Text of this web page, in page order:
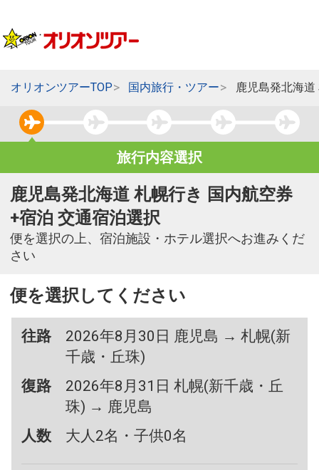
オリオンツアーTOP 国内旅行・ツアー 鹿児島発北海
旅行内容選択
鹿児島発北海道 札幌行き 国内航空券
+宿泊 交通宿泊選択
便を選択の上、宿泊施設・ホテル選択へお進みくだ
さい
便を選択してください
往路
2026年8月30日 鹿児島 → 札幌(新
千歳・丘珠)
復路
2026年8月31日 札幌(新千歳・丘
珠) → 鹿児島
人数
大人2名・子供0名